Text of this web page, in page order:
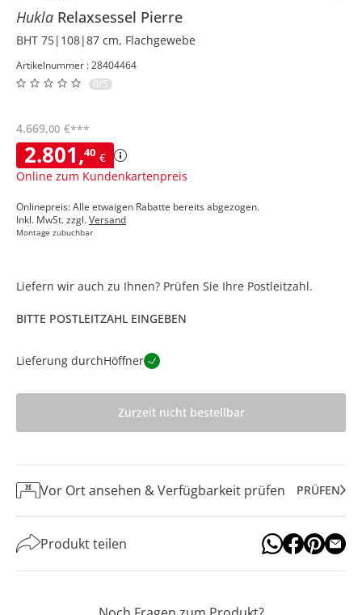
Hukla Relaxsessel Pierre
BHT 75|108|87 cm, Flachgewebe
Artikelnummer : 28404464
0/5
2.801,40 €
Online zum Kundenkartenpreis
4.669,00 €***
Onlinepreis: Alle etwaigen Rabatte bereits abgezogen.
Inkl. MwSt. zzgl.Versand
Montage zubuchbar
Liefern wir auch zu Ihnen? Prüfen Sie Ihre Postleitzahl.
BITTE POSTLEITZAHL EINGEBEN
Lieferung durchHöffner
Zurzeit nicht bestellbar
Vor Ort ansehen & Verfügbarkeit prüfen PRÜFEN
Produkt teilen